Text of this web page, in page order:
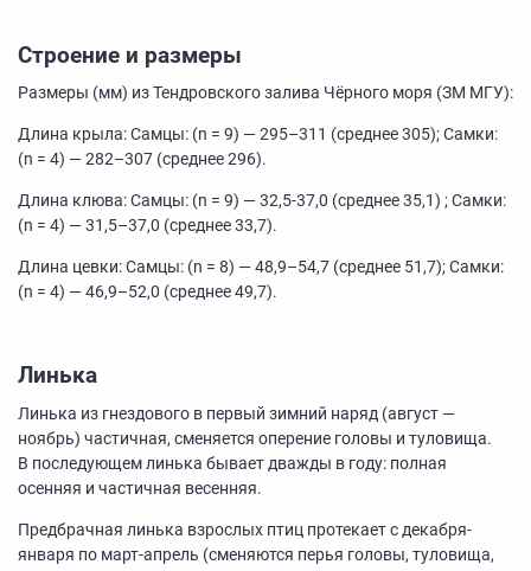
Строение и размеры
Размеры (мм) из Тендровского залива Чёрного моря (ЗМ МГУ):
Длина крыла: Самцы: (n = 9) —295–311 (среднее 305); Самки:
(n = 4) —282–307 (среднее 296).
Длина клюва: Самцы: (n = 9) —32,5-37,0 (среднее 35,1) ; Самки:
(n = 4) —31,5–37,0 (среднее 33,7).
Длина цевки: Самцы: (n = 8) —48,9–54,7 (среднее 51,7); Самки:
(n = 4) —46,9–52,0 (среднее 49,7).
Линька
Линька из гнездового в первый зимний наряд (август —
ноябрь) частичная, сменяется оперение головы и туловища.
В последующем линька бывает дважды в году: полная
осенняя и частичная весенняя.
Предбрачная линька взрослых птиц протекает с декабря-
января по март-апрель (сменяются перья головы, туловища,